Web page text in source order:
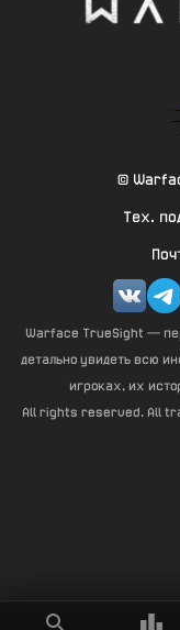
©
Тех.
Warface TrueSight —
детально увидеть всю
игроках, их
All rights reserved. All